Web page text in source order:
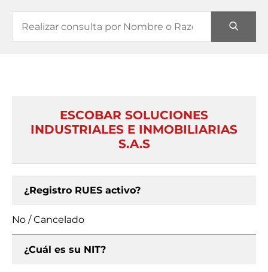
ESCOBAR SOLUCIONES
INDUSTRIALES E INMOBILIARIAS
S.A.S
¿Registro RUES activo?
No / Cancelado
¿Cuál es su NIT?